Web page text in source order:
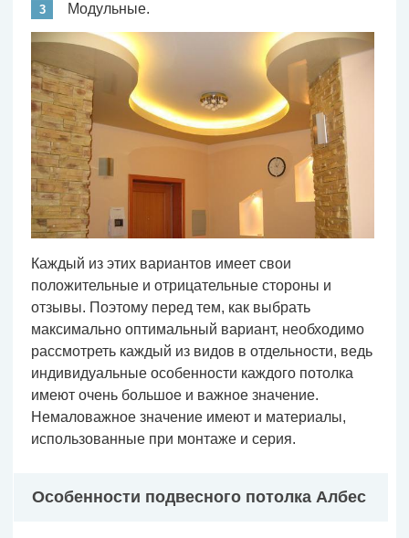
Модульные.
Каждый из этих вариантов имеет свои
положительные и отрицательные стороны и
отзывы. Поэтому перед тем, как выбрать
максимально оптимальный вариант, необходимо
рассмотреть каждый из видов в отдельности, ведь
индивидуальные особенности каждого потолка
имеют очень большое и важное значение.
Немаловажное значение имеют и материалы,
использованные при монтаже и серия.
Особенности подвесного потолка Албес